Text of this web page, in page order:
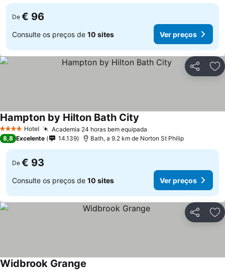
De € 96
Consulte os preços de 10 sites Ver preços
Partilhar
4 EstrelasHotel Academia 24 horas bem equipada
Hampton by Hilton Bath City
8,8 Excelente 14.139 Bath, a 9.2 km de Norton St Philip
De € 93
Consulte os preços de 10 sites Ver preços
Partilhar
Widbrook Grange